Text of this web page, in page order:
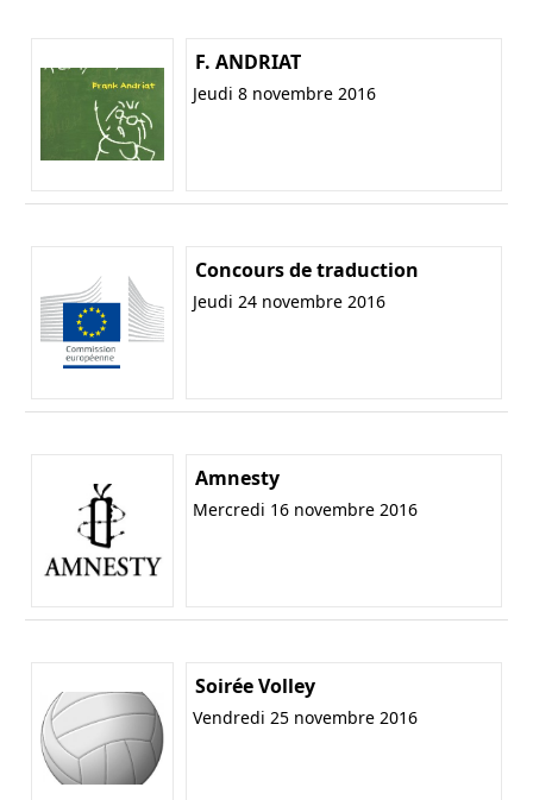
F. ANDRIAT
Jeudi 8 novembre 2016
Concours de traduction
Jeudi 24 novembre 2016
Amnesty
Mercredi 16 novembre 2016
Soirée Volley
Vendredi 25 novembre 2016